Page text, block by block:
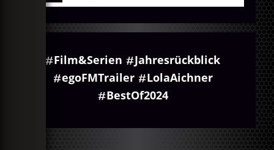
Film&Serien
Jahresrückblick
egoFMTrailer
LolaAichner
BestOf2024